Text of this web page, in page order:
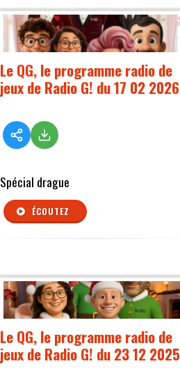
Le QG, le programme radio de
jeux de Radio G! du 17 02 2026
Spécial drague
ÉCOUTEZ
Le QG, le programme radio de
jeux de Radio G! du 23 12 2025